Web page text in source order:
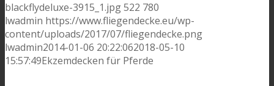
blackflydeluxe-3915_1.jpg522 780
lwadmin https://www.fliegendecke.eu/wp-
content/uploads/2017/07/fliegendecke.png
lwadmin2014-01-06 20:22:062018-05-10
15:57:49Ekzemdecken für Pferde